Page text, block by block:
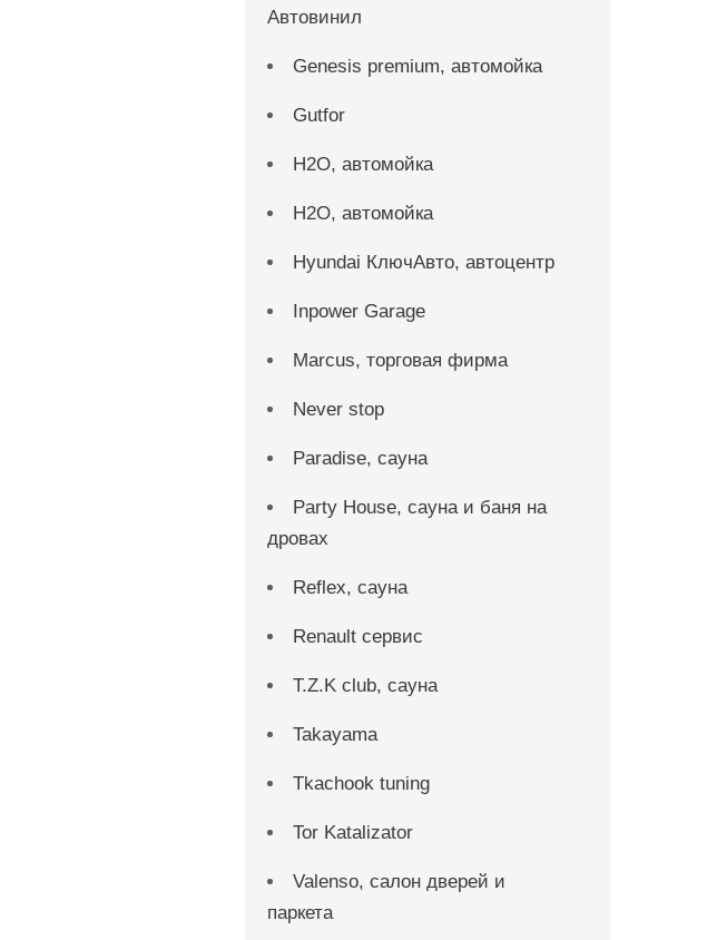
Автовинил
Genesis premium, автомойка
Gutfor
H2O, автомойка
H2O, автомойка
Hyundai КлючАвто, автоцентр
Inpower Garage
Marcus, торговая фирма
Never stop
Paradise, сауна
Party House, сауна и баня на
дровах
Reflex, сауна
Renault сервис
T.Z.K club, сауна
Takayama
Tkachook tuning
Tor Katalizator
Valenso, салон дверей и
паркета